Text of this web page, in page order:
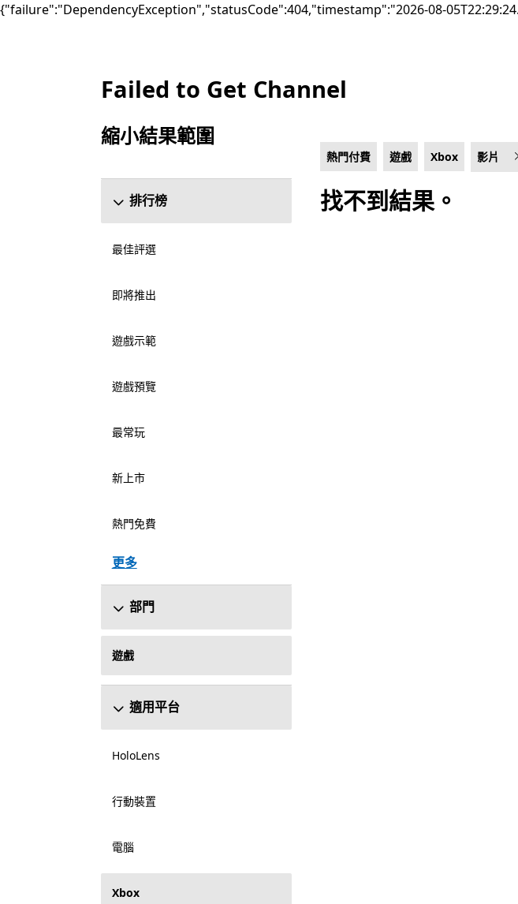
{"failure":"DependencyException","statusCode":404,"timestamp":"2026-08-
上架 Microsoft.com
Failed to Get Channel
縮小結果範圍
排行榜
最佳評選
即將推出
遊戲示範
遊戲預覽
最常玩
新上市
熱門免費
更多
部門
遊戲
適用平台
HoloLens
行動裝置
電腦
Xbox
熱門付費 遊戲 Xbox 影片
找不到結果。